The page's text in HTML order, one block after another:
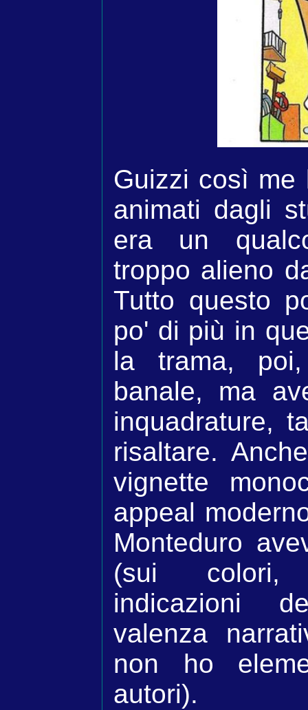
Guizzi così me
animati dagli
era un
troppo alieno
Tutto questo
po' di più in
la trama,
banale, ma
inquadrature,
risaltare.
vignette
appeal
Monteduro
(sui colori,
indicazioni
valenza
non ho
autori).